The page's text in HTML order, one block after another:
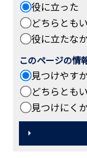
役に立った
どちらとも
役に立たな
このページの情
見つけやす
どちらとも
見つけにく